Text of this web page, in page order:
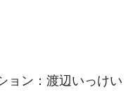
ョン：渡辺いっけい